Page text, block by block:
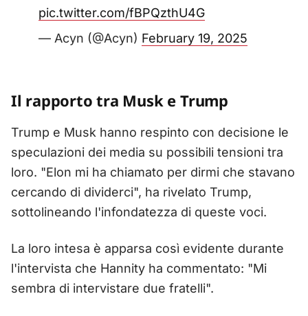
pic.twitter.com/fBPQzthU4G
— Acyn (@Acyn) February 19, 2025
Il rapporto tra Musk e Trump
Trump e Musk hanno respinto con decisione le
speculazioni dei media su possibili tensioni tra
loro. "Elon mi ha chiamato per dirmi che stavano
cercando di dividerci", ha rivelato Trump,
sottolineando l'infondatezza di queste voci.
La loro intesa è apparsa così evidente durante
l'intervista che Hannity ha commentato: "Mi
sembra di intervistare due fratelli".